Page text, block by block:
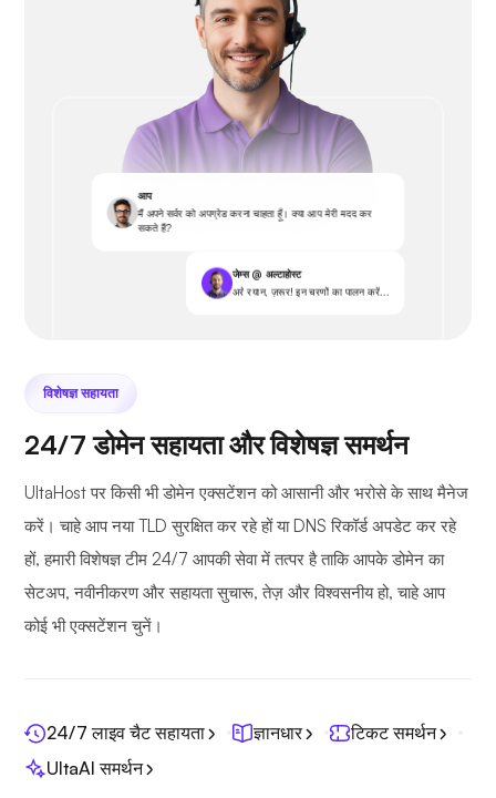
आप
मैं अपने सर्वर को अपग्रेड करना चाहता हूँ। क्या आप मेरी मदद कर
सकते हैं?
जेम्स @ अल्टाहोस्ट
अरे रयान, ज़रूर! इन चरणों का पालन करें...
विशेषज्ञ सहायता
24/7 डोमेन सहायता और विशेषज्ञ समर्थन
UltaHost पर किसी भी डोमेन एक्सटेंशन को आसानी और भरोसे के साथ मैनेज
करें। चाहे आप नया TLD सुरक्षित कर रहे हों या DNS रिकॉर्ड अपडेट कर रहे
हों, हमारी विशेषज्ञ टीम 24/7 आपकी सेवा में तत्पर है ताकि आपके डोमेन का
सेटअप, नवीनीकरण और सहायता सुचारू, तेज़ और विश्वसनीय हो, चाहे आप
कोई भी एक्सटेंशन चुनें।
24/7 लाइव चैट सहायता ज्ञानधार
टिकट समर्थन
UltaAI समर्थन